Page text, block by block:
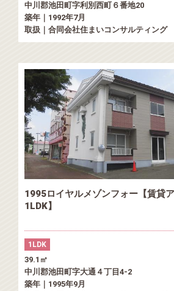
中川郡池田町字利別西町６番地20
築年｜1992年7月
取扱｜合同会社住まいコンサルティング
1995ロイヤルメゾンフォー【賃貸
1LDK】
1LDK
39.1㎡
中川郡池田町字大通４丁目4-2
築年｜1995年9月